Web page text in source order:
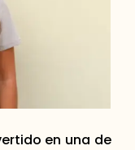
en una de